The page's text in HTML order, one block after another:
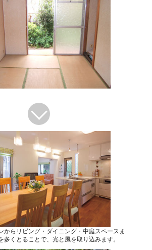
からリビング・ダイニング・中庭スペースま
多くとることで、光と風を取り込みます。